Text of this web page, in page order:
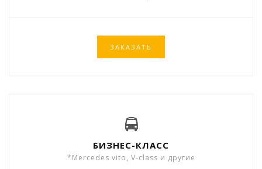
ЗАКАЗАТЬ
БИЗНЕС-КЛАСС
*Mercedes vito, V-class и другие